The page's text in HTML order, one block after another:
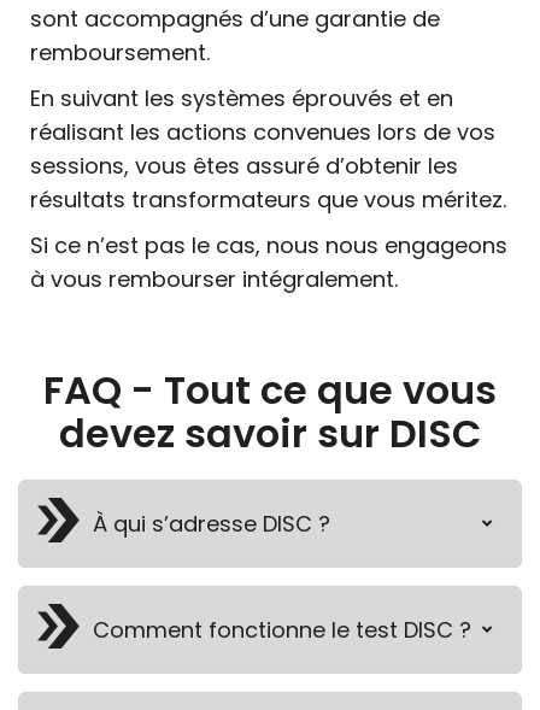
sont accompagnés d’une garantie de
remboursement.
En suivant les systèmes éprouvés et en
réalisant les actions convenues lors de vos
sessions, vous êtes assuré d’obtenir les
résultats transformateurs que vous méritez.
Si ce n’est pas le cas, nous nous engageons
à vous rembourser intégralement.
FAQ - Tout ce que vous
devez savoir sur DISC
À qui s’adresse DISC ?
Comment fonctionne le test DISC ?